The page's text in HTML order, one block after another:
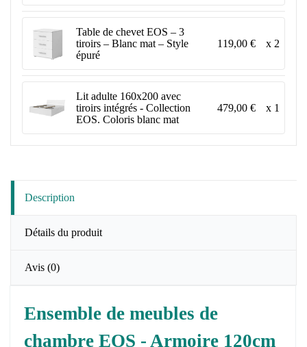
Table de chevet EOS – 3
tiroirs – Blanc mat – Style
épuré
119,00 € x 2
Lit adulte 160x200 avec
tiroirs intégrés - Collection
EOS. Coloris blanc mat
479,00 € x 1
Description
Détails du produit
Avis (0)
Ensemble de meubles de
chambre EOS - Armoire 120cm